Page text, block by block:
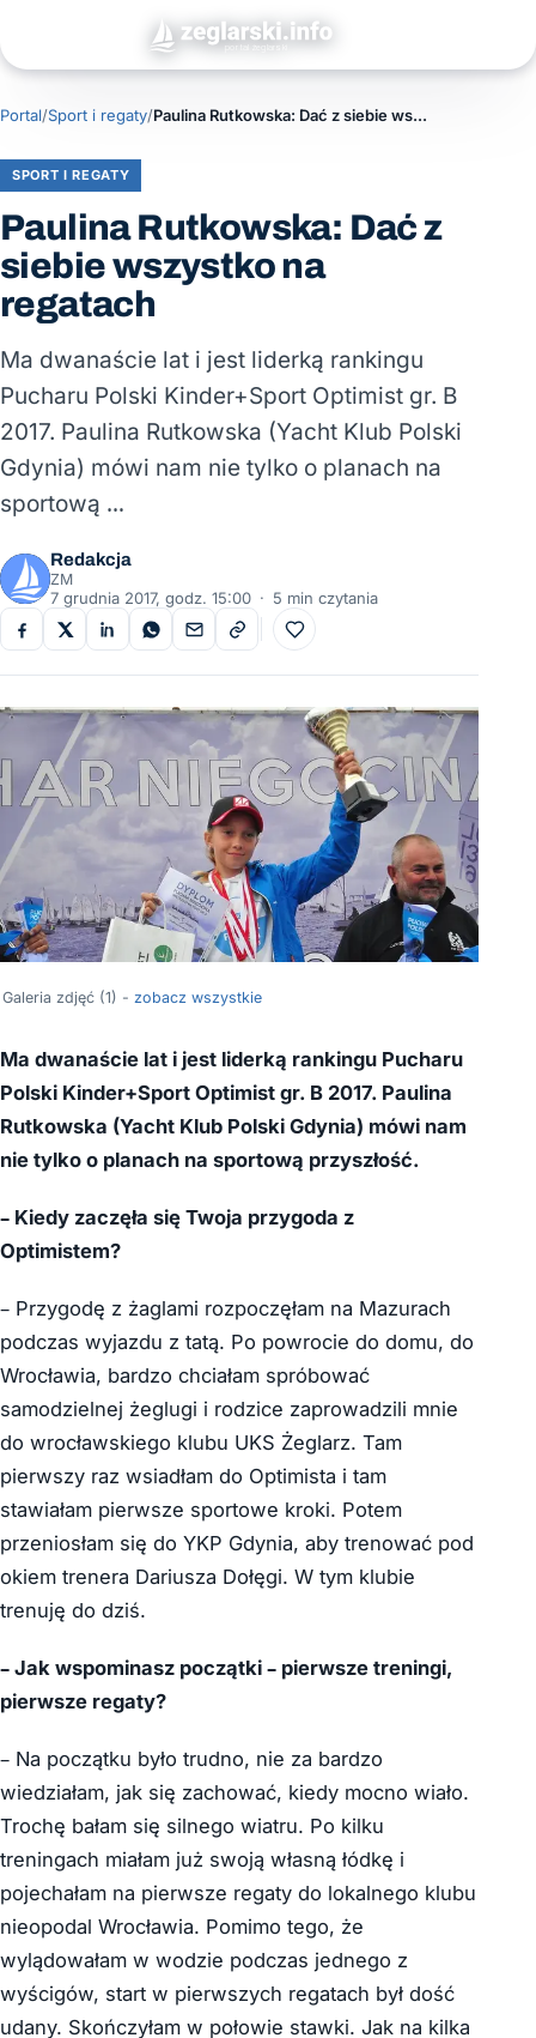
Portal/Sport i regaty/ Paulina Rutkowska: Dać z siebie wszystko na regatach
SPORT I REGATY
Paulina Rutkowska: Dać z
siebie wszystko na
regatach
Ma dwanaście lat i jest liderką rankingu
Pucharu Polski Kinder+Sport Optimist gr. B
2017. Paulina Rutkowska (Yacht Klub Polski
Gdynia) mówi nam nie tylko o planach na
sportową …
Redakcja
ZM
7 grudnia 2017, godz. 15:00 · 5 min czytania
Do ulubionych
Galeria zdjęć (1) - zobacz wszystkie
Ma dwanaście lat i jest liderką rankingu Pucharu
Polski Kinder+Sport Optimist gr. B 2017. Paulina
Rutkowska (Yacht Klub Polski Gdynia) mówi nam
nie tylko o planach na sportową przyszłość.
– Kiedy zaczęła się Twoja przygoda z
Optimistem?
– Przygodę z żaglami rozpoczęłam na Mazurach
podczas wyjazdu z tatą. Po powrocie do domu, do
Wrocławia, bardzo chciałam spróbować
samodzielnej żeglugi i rodzice zaprowadzili mnie
do wrocławskiego klubu UKS Żeglarz. Tam
pierwszy raz wsiadłam do Optimista i tam
stawiałam pierwsze sportowe kroki. Potem
przeniosłam się do YKP Gdynia, aby trenować pod
okiem trenera Dariusza Dołęgi. W tym klubie
trenuję do dziś.
– Jak wspominasz początki – pierwsze treningi,
pierwsze regaty?
– Na początku było trudno, nie za bardzo
wiedziałam, jak się zachować, kiedy mocno wiało.
Trochę bałam się silnego wiatru. Po kilku
treningach miałam już swoją własną łódkę i
pojechałam na pierwsze regaty do lokalnego klubu
nieopodal Wrocławia. Pomimo tego, że
wylądowałam w wodzie podczas jednego z
wyścigów, start w pierwszych regatach był dość
udany. Skończyłam w połowie stawki. Jak na kilka